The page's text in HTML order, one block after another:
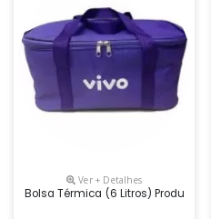
Ver + Detalhes
Bolsa Térmica (6 Litros)